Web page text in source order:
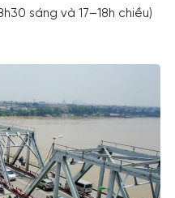
sáng và 17–18h chiều)